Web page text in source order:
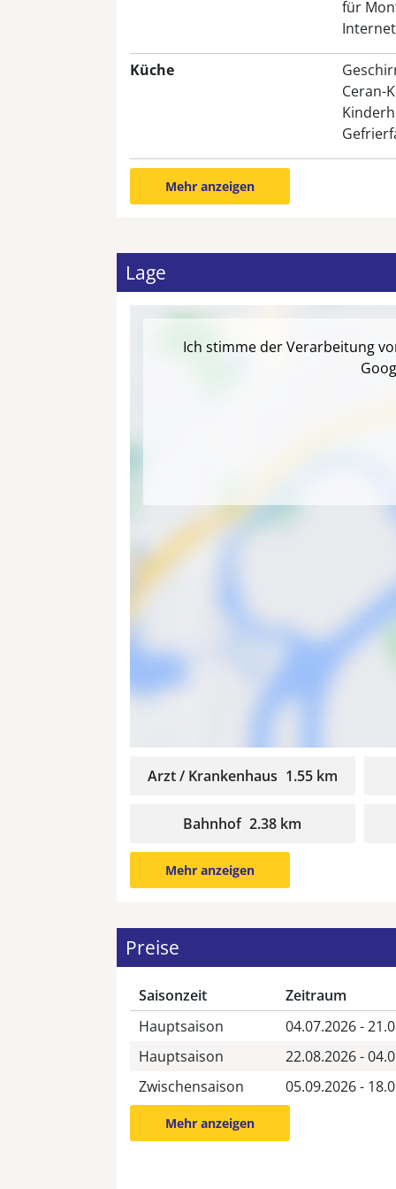
für
Internet
Küche
Ceran-
Mehr anzeigen
Lage
Ich stimme der Verarbeitung
Arzt / Krankenhaus 1.55 km
Bahnhof 2.38 km
Mehr anzeigen
Preise
Saisonzeit Zeitraum
Hauptsaison
04.07.2026 -
Hauptsaison
22.08.2026 -
Zwischensaison
05.09.2026 -
Mehr anzeigen